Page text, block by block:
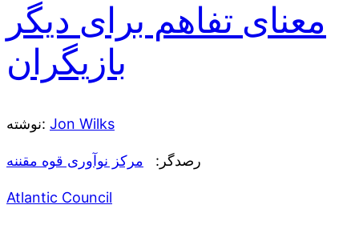
معنای تفاهم برای دیگر
بازیگران
نوشته: Jon Wilks
رصدگر: مرکز نوآوری قوه مقننه
Atlantic Council